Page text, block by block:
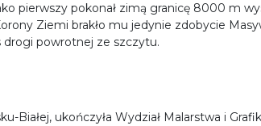
pierwszy pokonał zimą granicę 8000 m
Ziemi brakło mu jedynie zdobycie
drogi powrotnej ze szczytu.
Białej, ukończyła Wydział Malarstwa i